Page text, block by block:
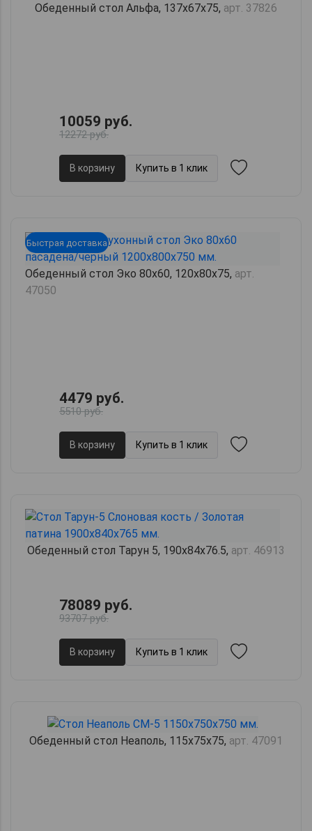
Обеденный стол Альфа, 137х67х75, арт. 37826
10059 руб.
12272 руб.
В корзину Купить в 1 клик
Быстрая доставка
Обеденный стол Эко 80х60, 120х80х75, арт.
47050
4479 руб.
5510 руб.
В корзину Купить в 1 клик
Обеденный стол Тарун 5, 190х84х76.5, арт. 46913
78089 руб.
93707 руб.
В корзину Купить в 1 клик
Обеденный стол Неаполь, 115х75х75, арт. 47091